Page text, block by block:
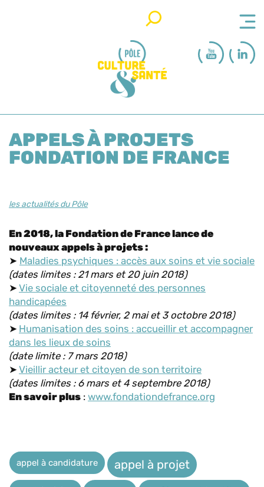
APPELS À PROJETS
FONDATION DE FRANCE
les actualités du Pôle
En 2018, la Fondation de France lance de
nouveaux appels à projets :
➤ Maladies psychiques : accès aux soins et vie sociale
(dates limites : 21 mars et 20 juin 2018)
➤ Vie sociale et citoyenneté des personnes
handicapées
(dates limites : 14 février, 2 mai et 3 octobre 2018)
➤ Humanisation des soins : accueillir et accompagner
dans les lieux de soins
(date limite : 7 mars 2018)
➤ Vieillir acteur et citoyen de son territoire
(dates limites : 6 mars et 4 septembre 2018)
En savoir plus : www.fondationdefrance.org
appel à candidature appel à projet